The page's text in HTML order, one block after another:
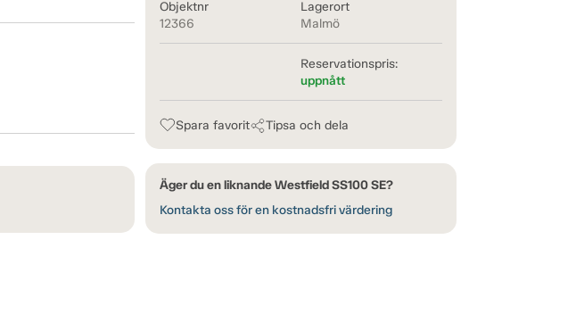
Objektnr
12366
Lagerort
Malmö
Reservationspris:
uppnått
Spara favorit Tipsa och dela
Äger du en liknande Westfield SS100 SE?
Kontakta oss för en kostnadsfri värdering